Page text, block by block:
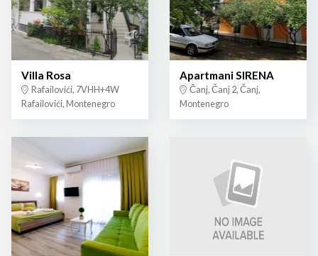
Villa Rosa
Rafailovići, 7VHH+4W
Rafailovići, Montenegro
Apartmani SIRENA
Čanj, Čanj 2, Čanj,
Montenegro